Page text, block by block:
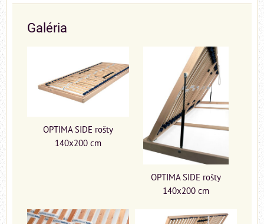
Galéria
OPTIMA SIDE rošty
140x200 cm
OPTIMA SIDE rošty
140x200 cm